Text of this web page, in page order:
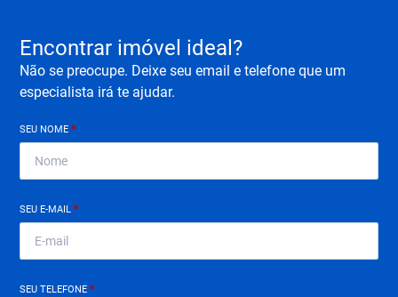
Encontrar imóvel ideal?
Não se preocupe. Deixe seu email e telefone que um
especialista irá te ajudar.
SEU NOME*
SEU E-MAIL*
SEU TELEFONE*